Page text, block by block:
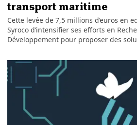
transport maritime
Cette levée de 7,5 millions d’euros en
Syroco d’intensifier ses efforts en
Développement pour proposer des